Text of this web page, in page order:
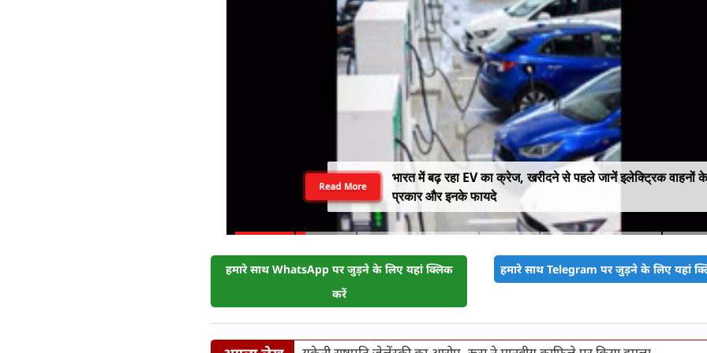
भारत में बढ़ रहा EV का क्रेज, खरीदने से पहले जानें इलेक्ट्रिक वाहनों
प्रकार और इनके फायदे
Read More
हमारे साथ WhatsApp पर जुड़ने के लिए यहां क्लिक
करें
हमारे साथ Telegram पर जुड़ने के लिए यहां